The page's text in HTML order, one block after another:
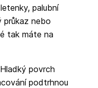
palubní
průkaz nebo
tak máte na
povrch
podtrhnou